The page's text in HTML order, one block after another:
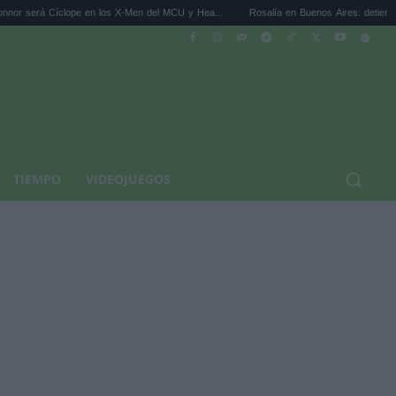
los X-Men del MCU y Hea... Rosalía en Buenos Aires: detiene el tráfico y se s...
TIEMPO VIDEOJUEGOS